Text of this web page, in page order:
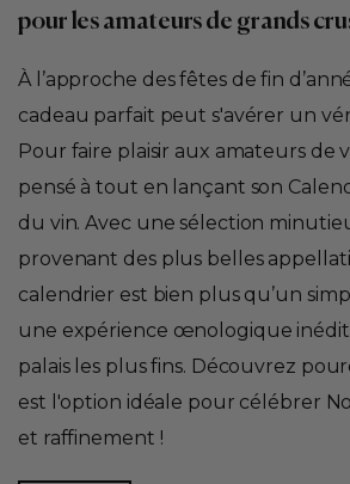
pour les amateurs de grands
À l’approche des fêtes de fin
cadeau parfait peut s'avérer un
Pour faire plaisir aux amateurs de
pensé à tout en lançant son
du vin. Avec une sélection
provenant des plus belles
calendrier est bien plus qu’un
une expérience œnologique
palais les plus fins. Découvrez
est l'option idéale pour célébrer
et raffinement !